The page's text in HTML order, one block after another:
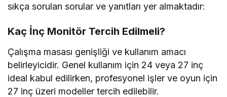
sıkça sorulan sorular ve yanıtları yer almaktadır:
Kaç İnç Monitör Tercih Edilmeli?
Çalışma masası genişliği ve kullanım amacı
belirleyicidir. Genel kullanım için 24 veya 27 inç
ideal kabul edilirken, profesyonel işler ve oyun için
27 inç üzeri modeller tercih edilebilir.